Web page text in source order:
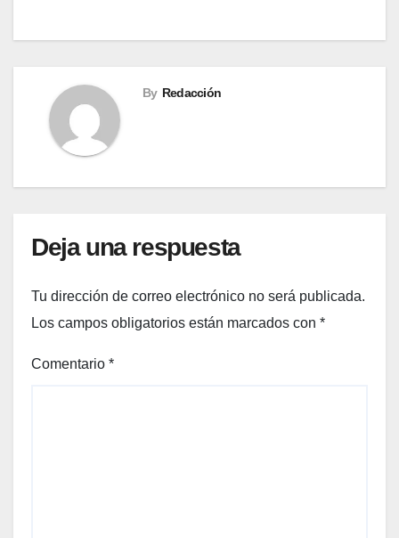
By Redacción
Deja una respuesta
Tu dirección de correo electrónico no será publicada.
Los campos obligatorios están marcados con *
Comentario *